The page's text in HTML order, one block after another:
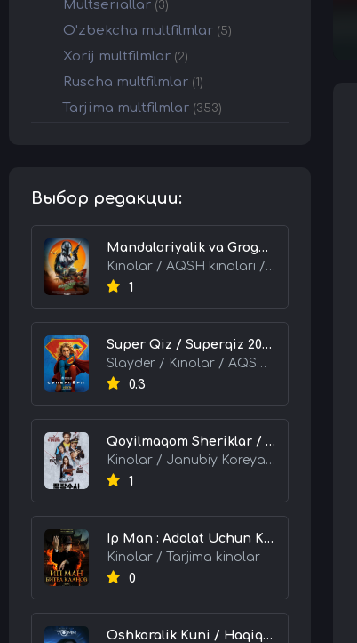
Multseriallar (3)
O'zbekcha multfilmlar (5)
Xorij multfilmlar (2)
Ruscha multfilmlar (1)
Tarjima multfilmlar (353)
Выбор редакции:
Mandaloriyalik va Grogu 2026 HD Uzbek tilida Tarjima kino skachat tas-ix
Kinolar / AQSH kinolari / Tarjima kinolar
1
Super Qiz / Superqiz 2026 HD Uzbek tilida Tarjima kino skachat tas-ix
Slayder / Kinolar / AQSH kinolari / Tarjima kinolar
0.3
Qoyilmaqom Sheriklar / Ideal Hamkorlar / Eng Kuchli Duet 2026 HD Uzbek tilida Tarjima kino skachat tas-ix
Kinolar / Janubiy Koreya kinolari / Tarjima kinolar
1
Ip Man : Adolat Uchun Kurash / Ip Man: Klanlar Jangi / Buyuk Ustoz Ip Man 2 2026 HD Uzbek tilida Tarjima kino skachat tas-ix
Kinolar / Tarjima kinolar
0
Oshkoralik Kuni / Haqiqat Oshkor Bo'lgan Kun / Sirlar Ochiladigan Kun 2026 HD Uzbek tilida Tarjima kino skachat tas-ix